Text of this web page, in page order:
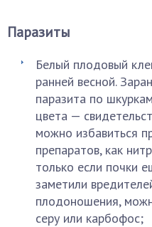
Паразиты
Белый плодовый
ранней весной.
паразита по
цвета —
можно избавиться
препаратов, как
только если почки
заметили
плодоношения,
серу или карбофос;